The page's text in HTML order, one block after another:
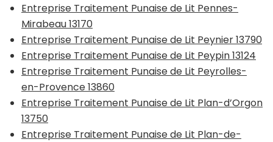
Entreprise Traitement Punaise de Lit Pennes-
Mirabeau 13170
Entreprise Traitement Punaise de Lit Peynier 13790
Entreprise Traitement Punaise de Lit Peypin 13124
Entreprise Traitement Punaise de Lit Peyrolles-
en-Provence 13860
Entreprise Traitement Punaise de Lit Plan-d’Orgon
13750
Entreprise Traitement Punaise de Lit Plan-de-